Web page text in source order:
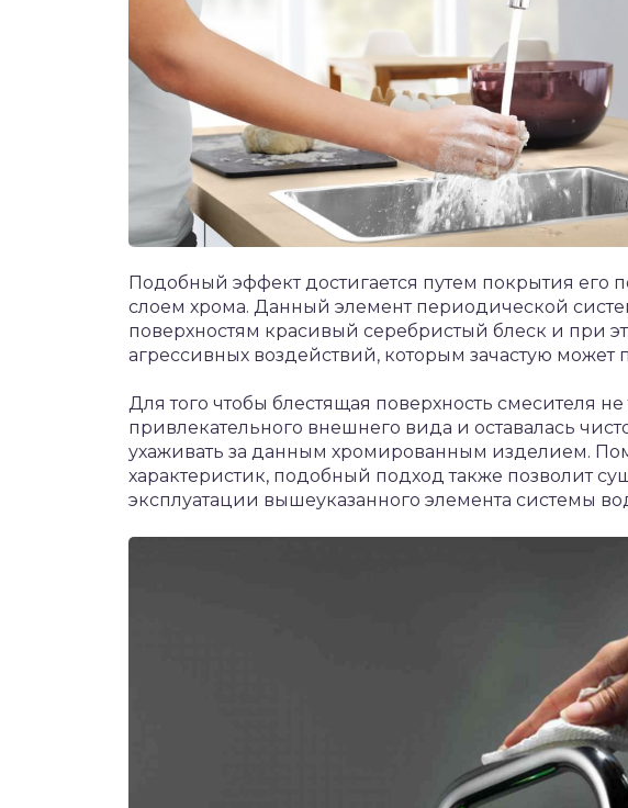
Подобный эффект достигается путем покрытия его
слоем хрома. Данный элемент периодической
поверхностям красивый серебристый блеск и при
агрессивных воздействий, которым зачастую может
Для того чтобы блестящая поверхность смесителя не
привлекательного внешнего вида и оставалась
ухаживать за данным хромированным изделием.
характеристик, подобный подход также позволит
эксплуатации вышеуказанного элемента системы